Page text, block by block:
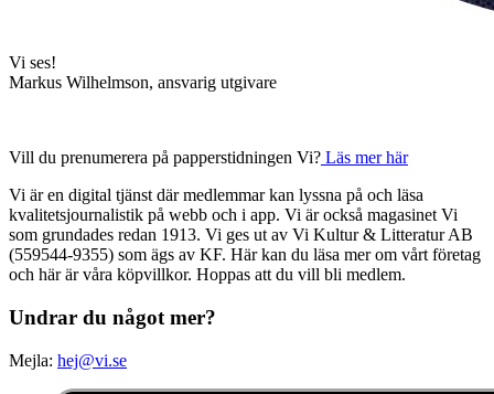
Vi ses!
Markus Wilhelmson, ansvarig utgivare
Vill du prenumerera på papperstidningen Vi? Läs mer här
Vi är en digital tjänst där medlemmar kan lyssna på och läsa
kvalitetsjournalistik på webb och i app. Vi är också magasinet Vi
som grundades redan 1913. Vi ges ut av Vi Kultur & Litteratur AB
(559544-9355) som ägs av KF. Här kan du läsa mer om vårt företag
och här är våra köpvillkor. Hoppas att du vill bli medlem.
Undrar du något mer?
Mejla: hej@vi.se